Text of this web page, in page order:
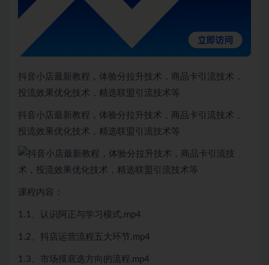
抖音小店最新教程，体验分拉升技术，商品卡引流技术，
投流效果优化技术，精选联盟引流技术等
抖音小店最新教程，体验分拉升技术，商品卡引流技术，
投流效果优化技术，精选联盟引流技术等
课程内容：
1.1、认识阿正与学习模式.mp4
1.2、抖店运营流程五大环节.mp4
1.3、市场摸底选方向的流程,mp4